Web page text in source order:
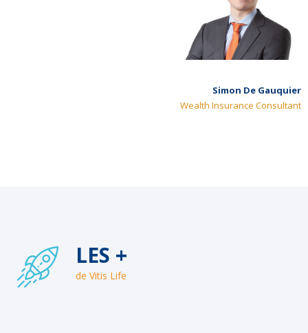
Simon De Gauquier
Wealth Insurance Consultant
LES +
de Vitis Life